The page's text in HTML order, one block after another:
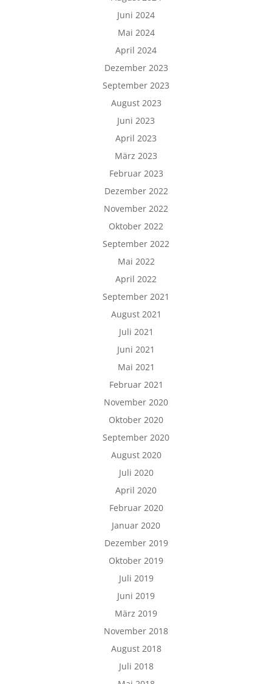
Juni 2024
Mai 2024
April 2024
Dezember 2023
September 2023
August 2023
Juni 2023
April 2023
März 2023
Februar 2023
Dezember 2022
November 2022
Oktober 2022
September 2022
Mai 2022
April 2022
September 2021
August 2021
Juli 2021
Juni 2021
Mai 2021
Februar 2021
November 2020
Oktober 2020
September 2020
August 2020
Juli 2020
April 2020
Februar 2020
Januar 2020
Dezember 2019
Oktober 2019
Juli 2019
Juni 2019
März 2019
November 2018
August 2018
Juli 2018